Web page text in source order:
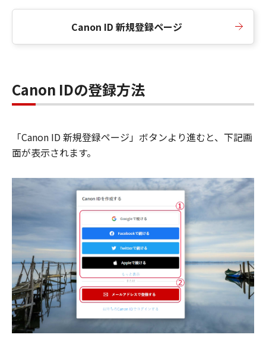
Canon ID 新規登録ページ
Canon IDの登録方法
「Canon ID 新規登録ページ」ボタンより進むと、下記画
面が表示されます。